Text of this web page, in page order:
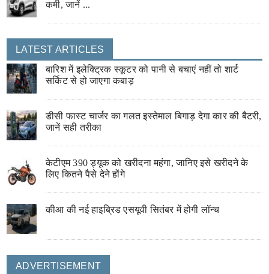
कमी, जानें ...
LATEST ARTICLES
बारिश में इलेक्ट्रिक स्कूटर को पानी से बचाएं नहीं तो शार्ट
सर्किट से हो जाएगा कबाड़
डीसी फास्ट चार्जर का गलत इस्तेमाल बिगाड़ देगा कार की बैटरी,
जानें सही तरीका
केटीएम 390 ड्यूक को खरीदना महंगा, जानिए इसे खरीदने के
लिए कितने पैसे देने होंगे
कीआ की नई हाइब्रिड एसयूवी सितंबर में होगी लॉन्च
ADVERTISEMENT